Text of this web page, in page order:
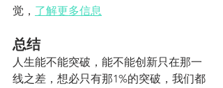
觉， 了解更多信息
总结
人生能不能突破，能不能创新只在那一
线之差，想必只有那1%的突破，我们都